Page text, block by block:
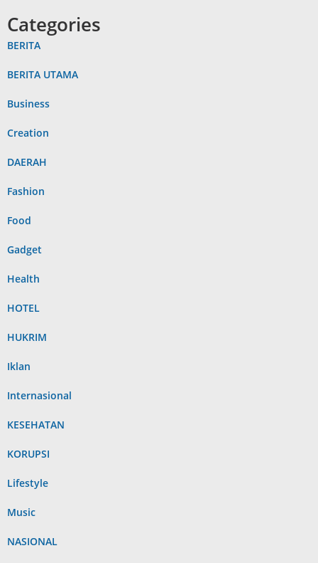
Categories
BERITA
BERITA UTAMA
Business
Creation
DAERAH
Fashion
Food
Gadget
Health
HOTEL
HUKRIM
Iklan
Internasional
KESEHATAN
KORUPSI
Lifestyle
Music
NASIONAL